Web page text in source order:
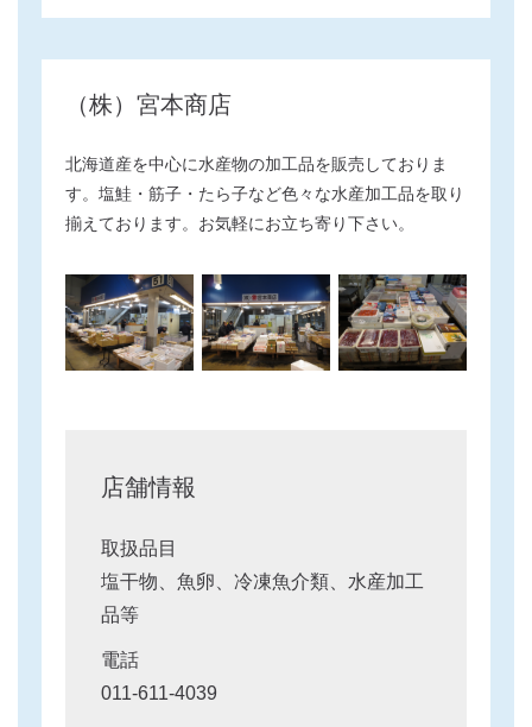
（株）宮本商店
北海道産を中心に水産物の加工品を販売しておりま
す。塩鮭・筋子・たら子など色々な水産加工品を取り
揃えております。お気軽にお立ち寄り下さい。
店舗情報
取扱品目
塩干物、魚卵、冷凍魚介類、水産加工
品等
電話
011-611-4039